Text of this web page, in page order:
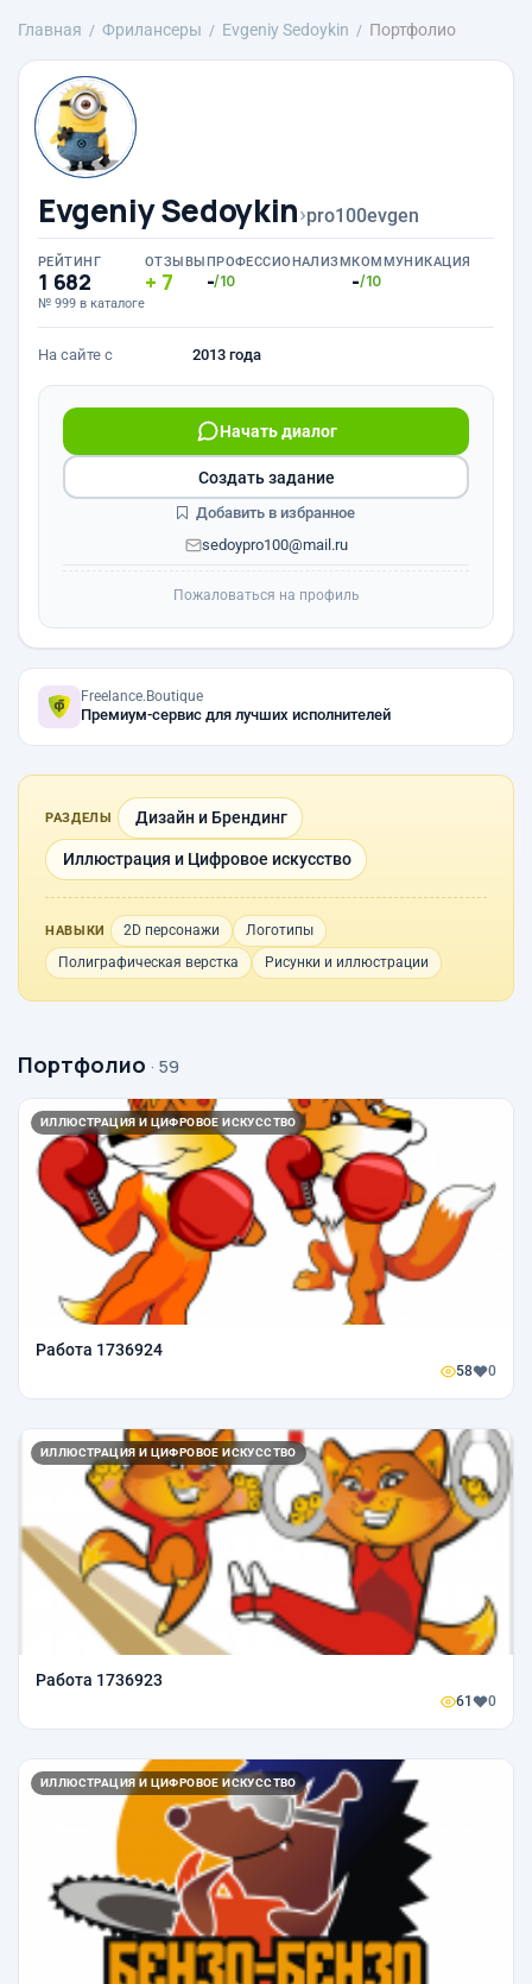
Главная Фрилансеры Evgeniy Sedoykin Портфолио
Evgeniy Sedoykin›pro100evgen
РЕЙТИНГ
1 682
№ 999 в каталоге
ОТЗЫВЫ
7
ПРОФЕССИОНАЛИЗМ
-/10
КОММУНИКАЦИЯ
-/10
На сайте с 2013 года
Начать диалог
sedoypro100@mail.ru
Создать задание
Добавить в избранное
Пожаловаться на профиль
Freelance.Boutique
Премиум-сервис для лучших исполнителей
РАЗДЕЛЫ Дизайн и Брендинг
Иллюстрация и Цифровое искусство
НАВЫКИ 2D персонажи
Логотипы
Полиграфическая верстка
Рисунки и иллюстрации
Портфолио · 59
ИЛЛЮСТРАЦИЯ И ЦИФРОВОЕ ИСКУССТВО
Работа 1736924
58 0
ИЛЛЮСТРАЦИЯ И ЦИФРОВОЕ ИСКУССТВО
Работа 1736923
61 0
ИЛЛЮСТРАЦИЯ И ЦИФРОВОЕ ИСКУССТВО